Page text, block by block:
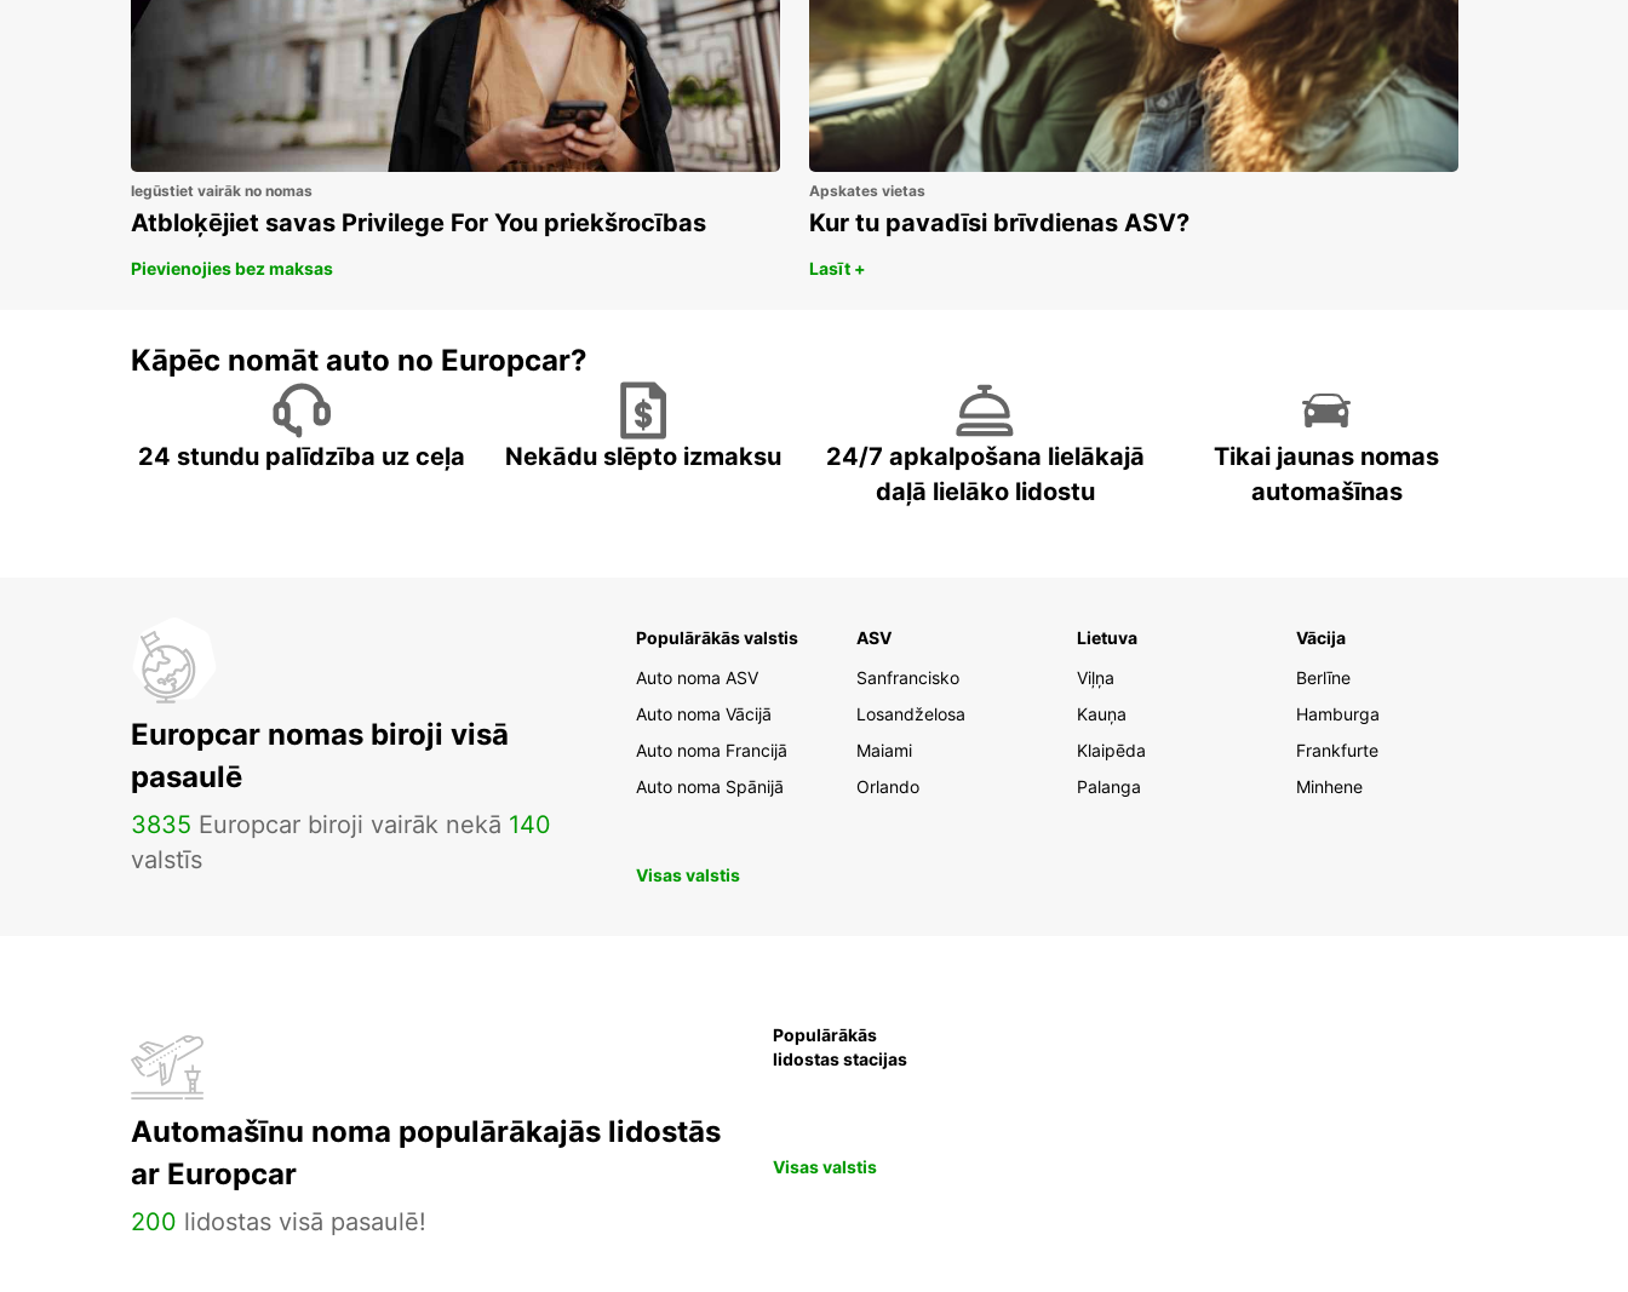
Iegūstiet vairāk no nomas
Atbloķējiet savas Privilege For You priekšrocības
Pievienojies bez maksas
Apskates vietas
Kur tu pavadīsi brīvdienas ASV?
Lasīt +
Kāpēc nomāt auto no Europcar?
24 stundu palīdzība uz ceļa Nekādu slēpto izmaksu
24/7 apkalpošana lielākajā
daļā lielāko lidostu
Tikai jaunas nomas
automašīnas
Europcar nomas biroji visā
pasaulē
3835 Europcar biroji vairāk nekā 140
valstīs
Populārākās valstis
Auto noma ASV
Auto noma Vācijā
Auto noma Francijā
Auto noma Spānijā
ASV
Sanfrancisko
Losandželosa
Maiami
Orlando
Lietuva
Viļņa
Kauņa
Klaipēda
Palanga
Vācija
Berlīne
Hamburga
Frankfurte
Minhene
Visas valstis
Automašīnu noma populārākajās lidostās
ar Europcar
200 lidostas visā pasaulē!
Populārākās
lidostas stacijas
Visas valstis